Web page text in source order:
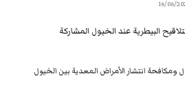
البيطرية عند الخيول المشاركة
انتشار الأمراض المعدية بين الخيول